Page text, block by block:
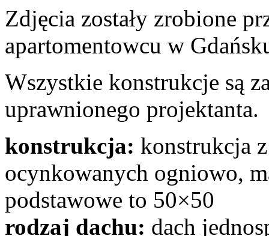
Zdjęcia zostały zrobione
apartomentowcu w
Wszystkie konstrukcje są
uprawnionego projektanta.
konstrukcja: konstrukcja
ocynkowanych ogniowo,
podstawowe to 50×50
rodzaj dachu: dach